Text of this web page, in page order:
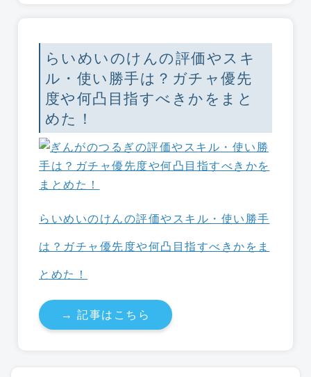
らいめいのけんの評価やスキ
ル・使い勝手は？ガチャ優先
度や何凸目指すべきかをまと
めた！
らいめいのけんの評価やスキル・使い勝手
は？ガチャ優先度や何凸目指すべきかをま
とめた！
→ 記事はこちら